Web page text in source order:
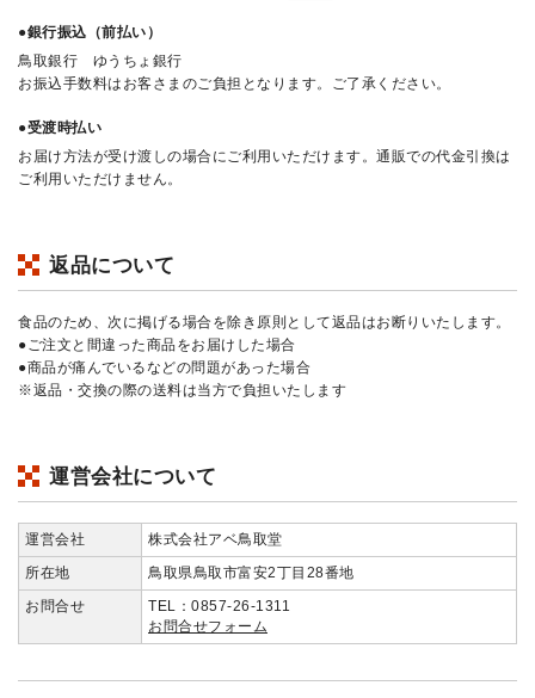
●銀行振込（前払い）
鳥取銀行 ゆうちょ銀行
お振込手数料はお客さまのご負担となります。ご了承ください。
●受渡時払い
お届け方法が受け渡しの場合にご利用いただけます。通販での代金引換は
ご利用いただけません。
返品について
食品のため、次に掲げる場合を除き原則として返品はお断りいたします。
●ご注文と間違った商品をお届けした場合
●商品が痛んでいるなどの問題があった場合
※返品・交換の際の送料は当方で負担いたします
運営会社について
運営会社
株式会社アベ鳥取堂
所在地
鳥取県鳥取市富安2丁目28番地
お問合せ
TEL：0857-26-1311
お問合せフォーム